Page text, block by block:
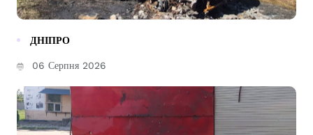
ДНІПРО
06 Серпня 2026